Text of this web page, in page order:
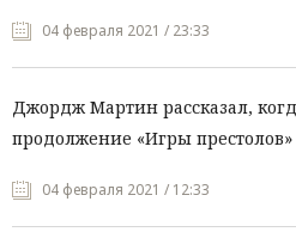
04 февраля 2021 / 23:33
Джордж Мартин рассказал,
продолжение «Игры престолов»
04 февраля 2021 / 12:33